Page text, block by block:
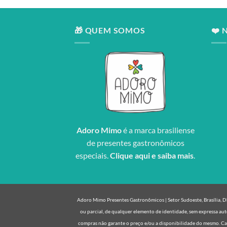
🎁 QUEM SOMOS
Adoro Mimoé a marca brasiliense
de presentes gastronômicos
especiais. Clique aqui e saiba mais
❤️
Adoro Mimo Presentes Gastronômicos | Setor Sudoeste, Brasília,
ou parcial, de qualquer elemento de identidade, sem expressa
compras não garante o preço e/ou a disponibilidade do mesmo.